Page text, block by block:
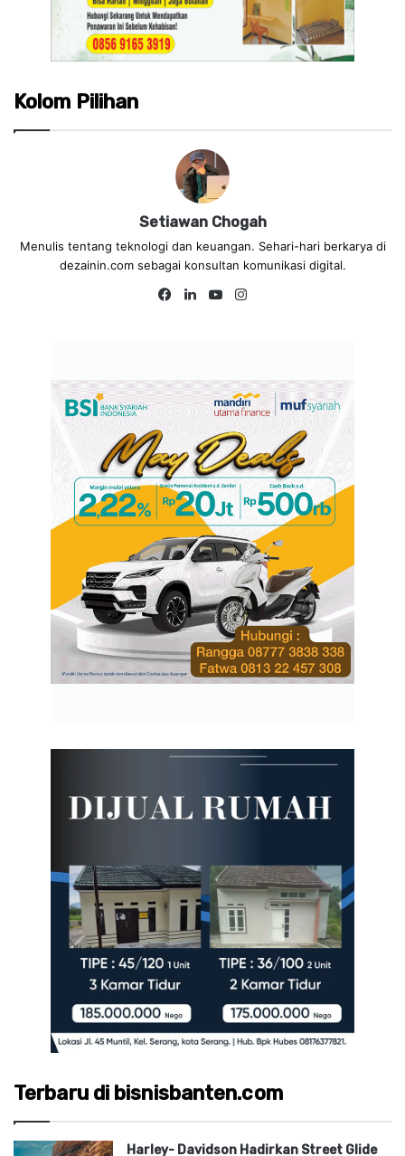
Kolom Pilihan
Setiawan Chogah
Menulis tentang teknologi dan keuangan. Sehari-hari berkarya di
dezainin.com sebagai konsultan komunikasi digital.
Fa
Lin
Yo
Terbaru di bisnisbanten.com
Harley- Davidson Hadirkan Street Glide